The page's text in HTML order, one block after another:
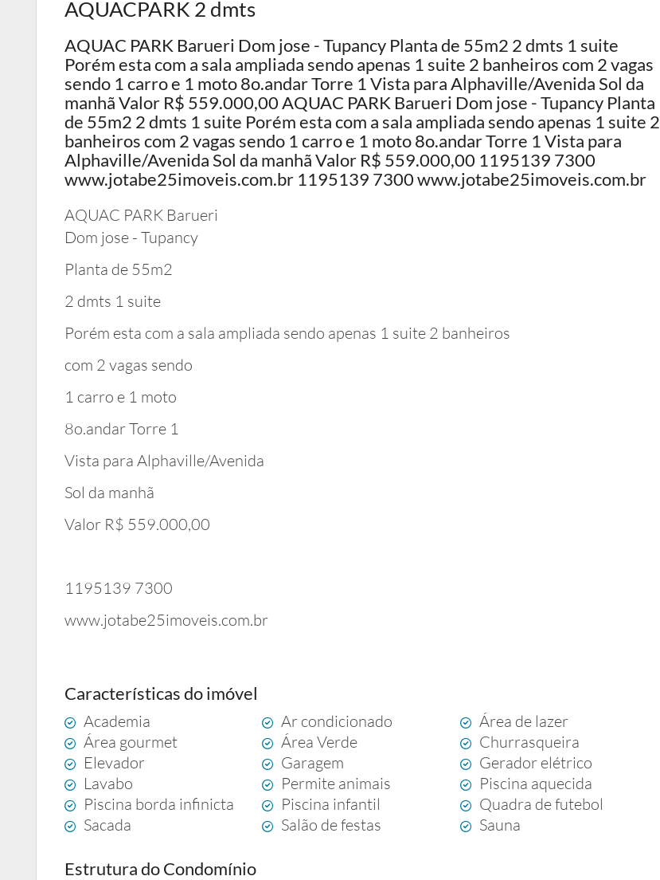
AQUACPARK 2 dmts
AQUAC PARK Barueri Dom jose - Tupancy Planta de 55m2 2 dmts 1 suite
Porém esta com a sala ampliada sendo apenas 1 suite 2 banheiros com 2 vagas
sendo 1 carro e 1 moto 8o.andar Torre 1 Vista para Alphaville/Avenida Sol da
manhã Valor R$ 559.000,00 AQUAC PARK Barueri Dom jose - Tupancy Planta
de 55m2 2 dmts 1 suite Porém esta com a sala ampliada sendo apenas 1 suite 2
banheiros com 2 vagas sendo 1 carro e 1 moto 8o.andar Torre 1 Vista para
Alphaville/Avenida Sol da manhã Valor R$ 559.000,00 1195139 7300
www.jotabe25imoveis.com.br 1195139 7300 www.jotabe25imoveis.com.br
AQUAC PARK Barueri
Dom jose - Tupancy
Planta de 55m2
2 dmts 1 suite
Porém esta com a sala ampliada sendo apenas 1 suite 2 banheiros
com 2 vagas sendo
1 carro e 1 moto
8o.andar Torre 1
Vista para Alphaville/Avenida
Sol da manhã
Valor R$ 559.000,00
1195139 7300
www.jotabe25imoveis.com.br
Características do imóvel
Academia Ar condicionado
Área de lazer
Área gourmet
Área Verde
Churrasqueira
Elevador
Garagem
Gerador elétrico
Lavabo
Permite animais
Piscina aquecida
Piscina borda infinicta
Piscina infantil
Quadra de futebol
Sacada
Salão de festas Sauna
Estrutura do Condomínio